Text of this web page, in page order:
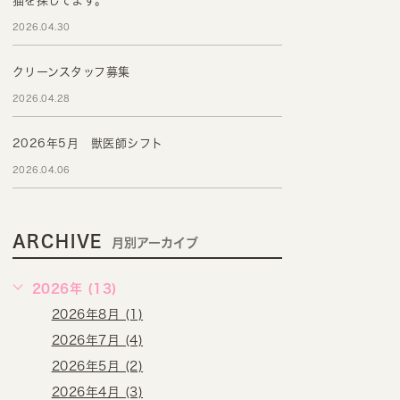
2026.04.30
クリーンスタッフ募集
2026.04.28
2026年5月 獣医師シフト
2026.04.06
ARCHIVE 月別アーカイブ
2026年 (13)
2026年8月 (1)
2026年7月 (4)
2026年5月 (2)
2026年4月 (3)